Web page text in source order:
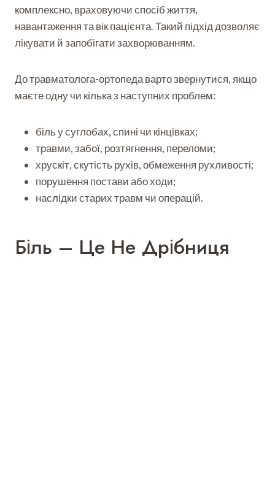
комплексно, враховуючи спосіб життя,
навантаження та вік пацієнта. Такий підхід дозволяє
лікувати й запобігати захворюванням.
До травматолога-ортопеда варто звернутися, якщо
маєте одну чи кілька з наступних проблем:
біль у суглобах, спині чи кінцівках;
травми, забої, розтягнення, переломи;
хрускіт, скутість рухів, обмеження рухливості;
порушення постави або ходи;
наслідки старих травм чи операцій.
Біль – Це Не Дрібниця